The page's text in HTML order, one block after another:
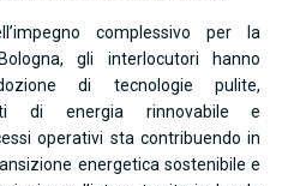
complessivo per la
gli interlocutori hanno
di tecnologie pulite,
di energia rinnovabile e
operativi sta contribuendo in
energetica sostenibile e